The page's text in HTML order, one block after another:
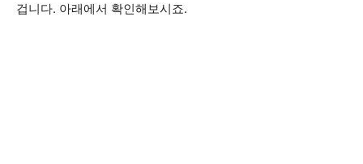
겁니다. 아래에서 확인해보시죠.